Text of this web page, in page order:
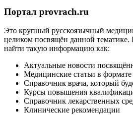
Портал provrach.ru
Это крупный русскоязычный
целиком посвящён данной
найти такую информацию как:
Актуальные новости
Медицинские статьи в
Справочник врача, который
Курсы повышения
Справочник лекарственных
Клинические рекомендации